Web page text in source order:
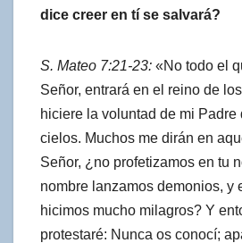
dice creer en tí se salvará?
S. Mateo 7:21-23: «No todo el
Señor, entrará en el reino de
hiciere la voluntad de mi Padre
cielos. Muchos me dirán en
Señor, ¿no profetizamos en tu
nombre lanzamos demonios, y
hicimos mucho milagros? Y
protestaré: Nunca os conocí;